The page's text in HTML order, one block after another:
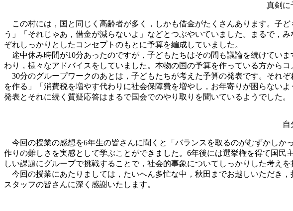
真剣に
この村には，国と同じく高齢者が多く，しかも借金がたくさんあります。子
う」「それじゃあ，借金が減らないよ」などとつぶやいていました。まるで，
ぞれしっかりとしたコンセプトのもとに予算を編成していました。
途中休み時間が10分あったのですが，子どもたちはその間も議論を続けてい
わり，様々なアドバイスをしていました。本物の国の予算を作っている方からコ
30分のグループワークのあとは，子どもたちが考えた予算の発表です。それ
を作る」「消費税を増やす代わりに社会保障費を増やし，お年寄りが困らない
発表とそれに続く質疑応答はまるで国会でのやり取りを聞いているようでした。
自
今回の授業の感想を6年生の皆さんに聞くと「バランスを取るのがむずかしか
作りの難しさを実感として学ぶことができました。6年後には選挙権を得て国
しい課題にグループで挑戦することで，社会的事象についてしっかりした考えを
今回の授業にあたりましては，たいへん多忙な中，秋田までお越しいただき
スタッフの皆さんに深く感謝いたします。